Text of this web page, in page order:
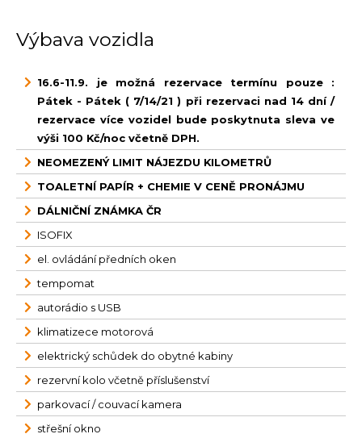
Výbava vozidla
16.6-11.9. je možná rezervace termínu pouze :
Pátek - Pátek ( 7/14/21 ) při rezervaci nad 14 dní /
rezervace více vozidel bude poskytnuta sleva ve
výši 100 Kč/noc včetně DPH.
NEOMEZENÝ LIMIT NÁJEZDU KILOMETRŮ
TOALETNÍ PAPÍR + CHEMIE V CENĚ PRONÁJMU
DÁLNIČNÍ ZNÁMKA ČR
ISOFIX
el. ovládání předních oken
tempomat
autorádio s USB
klimatizece motorová
elektrický schůdek do obytné kabiny
rezervní kolo včetně příslušenství
parkovací / couvací kamera
střešní okno